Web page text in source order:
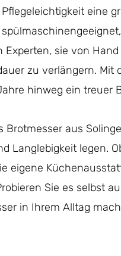
eine
sie von
zu verlängern. Mit
hinweg ein treuer
aus
Langlebigkeit legen.
eigene
Sie es selbst
in Ihrem Alltag